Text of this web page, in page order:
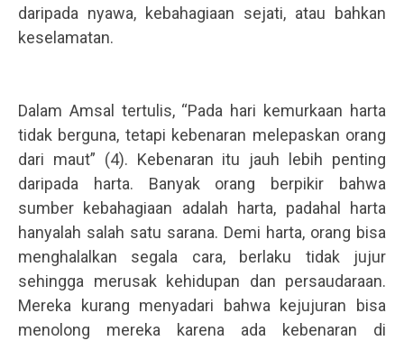
daripada nyawa, kebahagiaan sejati, atau bahkan
keselamatan.
Dalam Amsal tertulis, “Pada hari kemurkaan harta
tidak berguna, tetapi kebenaran melepaskan orang
dari maut” (4). Kebenaran itu jauh lebih penting
daripada harta. Banyak orang berpikir bahwa
sumber kebahagiaan adalah harta, padahal harta
hanyalah salah satu sarana. Demi harta, orang bisa
menghalalkan segala cara, berlaku tidak jujur
sehingga merusak kehidupan dan persaudaraan.
Mereka kurang menyadari bahwa kejujuran bisa
menolong mereka karena ada kebenaran di